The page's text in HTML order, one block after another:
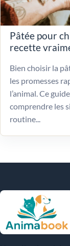
Pâtée pour
recette
Bien choisir la
les promesses
l’animal. Ce
comprendre les
routine...